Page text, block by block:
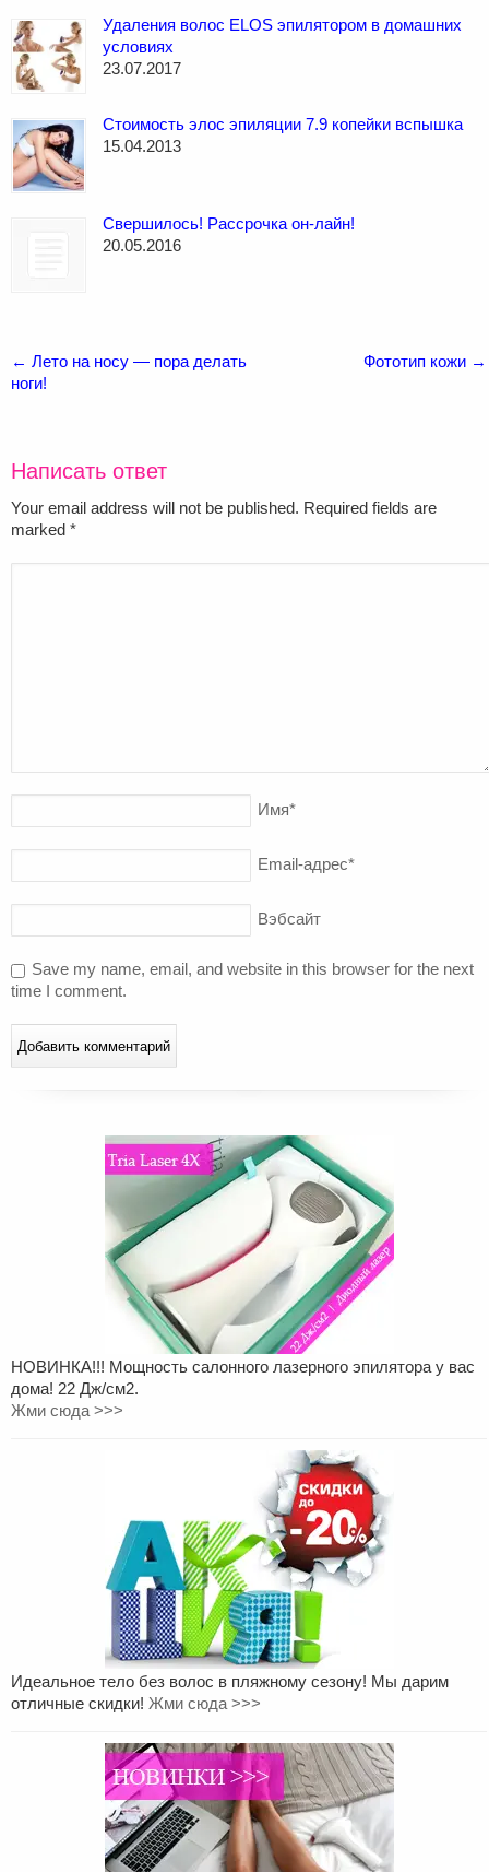
Удаления волос ELOS эпилятором в домашних
условиях
23.07.2017
Стоимость элос эпиляции 7.9 копейки вспышка
15.04.2013
Свершилось! Рассрочка он-лайн!
20.05.2016
← Лето на носу — пора делать
ноги!
Фототип кожи →
Написать ответ
Your email address will not be published. Required fields are
marked *
Имя*
Email-адрес*
Вэбсайт
Save my name, email, and website in this browser for the next
time I comment.
НОВИНКА!!! Мощность салонного лазерного эпилятора у вас
дома! 22 Дж/см2.
Жми сюда >>>
Идеальное тело без волос в пляжному сезону! Мы дарим
отличные скидки! Жми сюда >>>